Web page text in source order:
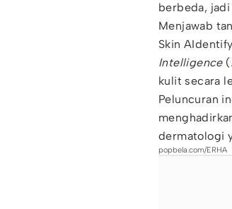
berbeda,
Menjawab
Skin
Intelligence(
kulit secara
Peluncuran
dermatologi
popbela.com/ERHA